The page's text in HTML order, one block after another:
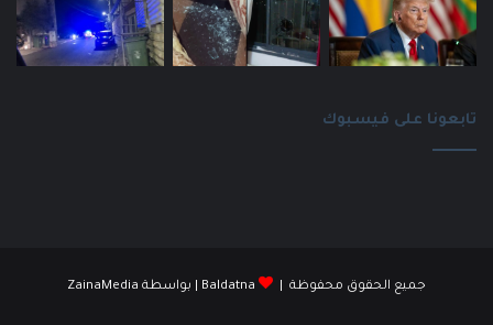
تابعونا على فيسبوك
جميع الحقوق محفوظة | Baldatna | بواسطة ZainaMedia